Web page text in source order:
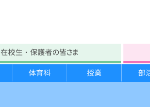
在校生・保護者の皆さま
体育科 授業 部